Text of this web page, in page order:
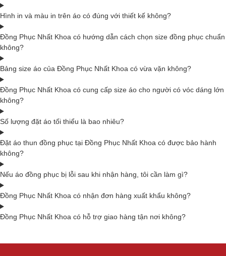
Hình in và màu in trên áo có đúng với thiết kế không?
Đồng Phục Nhất Khoa có hướng dẫn cách chọn size đồng phục chuẩn
không?
Bảng size áo của Đồng Phục Nhất Khoa có vừa vặn không?
Đồng Phục Nhất Khoa có cung cấp size áo cho người có vóc dáng lớn
không?
Số lượng đặt áo tối thiểu là bao nhiêu?
Đặt áo thun đồng phục tại Đồng Phục Nhất Khoa có được bảo hành
không?
Nếu áo đồng phục bị lỗi sau khi nhận hàng, tôi cần làm gì?
Đồng Phục Nhất Khoa có nhận đơn hàng xuất khẩu không?
Đồng Phục Nhất Khoa có hỗ trợ giao hàng tận nơi không?